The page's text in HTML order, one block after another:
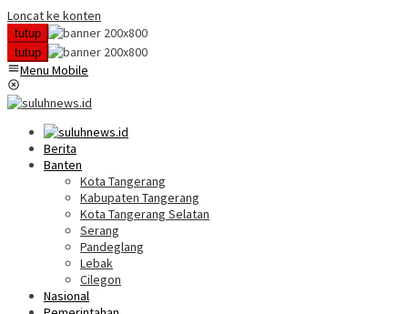
Loncat ke konten
tutup
tutup
Menu Mobile
Berita
Banten
Kota Tangerang
Kabupaten Tangerang
Kota Tangerang Selatan
Serang
Pandeglang
Lebak
Cilegon
Nasional